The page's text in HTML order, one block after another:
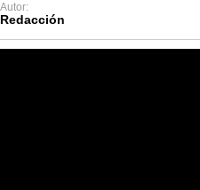
Autor:
Redacción